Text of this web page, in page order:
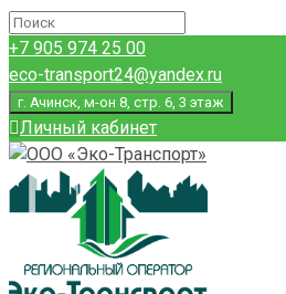
+7 905 974 25 00
eco-transport24@yandex.ru
г. Ачинск, м-он 8, стр. 6, 3 этаж
Личный кабинет